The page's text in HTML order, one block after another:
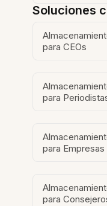
Soluciones
para CEOs
para
para Empresas
para